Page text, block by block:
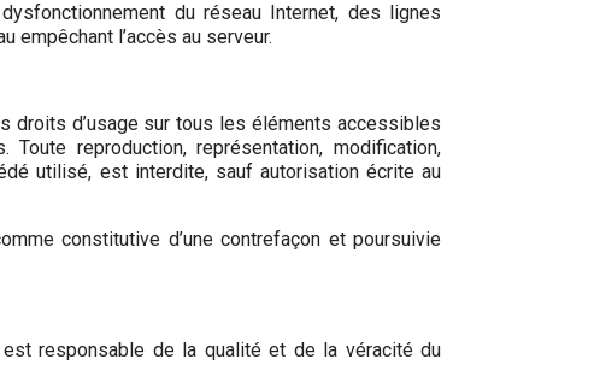
du réseau Internet, des lignes
empêchant l’accès au serveur.
droits d’usage sur tous les éléments accessibles
reproduction, représentation, modification,
utilisé, est interdite, sauf autorisation écrite au
constitutive d’une contrefaçon et poursuivie
est responsable de la qualité et de la véracité du